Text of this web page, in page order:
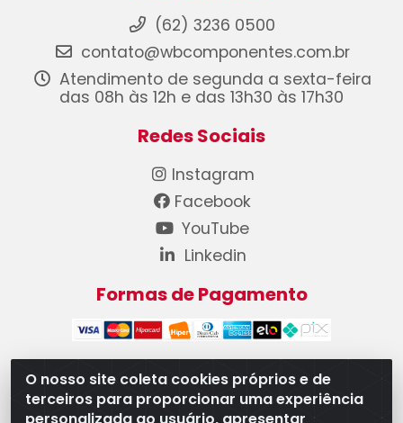
O nosso site coleta cookies próprios e de
terceiros para proporcionar uma experiência
(62) 3236 0500
contato@wbcomponentes.com.br
Atendimento de segunda a sexta-feira
das 08h às 12h e das 13h30 às 17h30
Redes Sociais
Instagram
Facebook
YouTube
Linkedin
Formas de Pagamento
WB Componentes Automotivos LTDA - CNPJ
08.528.393/0001-12 - Rua do Níquel, 667 - Parque